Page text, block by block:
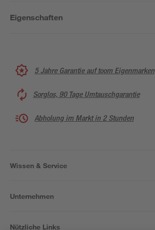
Eigenschaften
5 Jahre Garantie auf toom Eigenmarken
Sorglos, 90 Tage Umtauschgarantie
Abholung im Markt in 2 Stunden
Wissen & Service
Unternehmen
Nützliche Links